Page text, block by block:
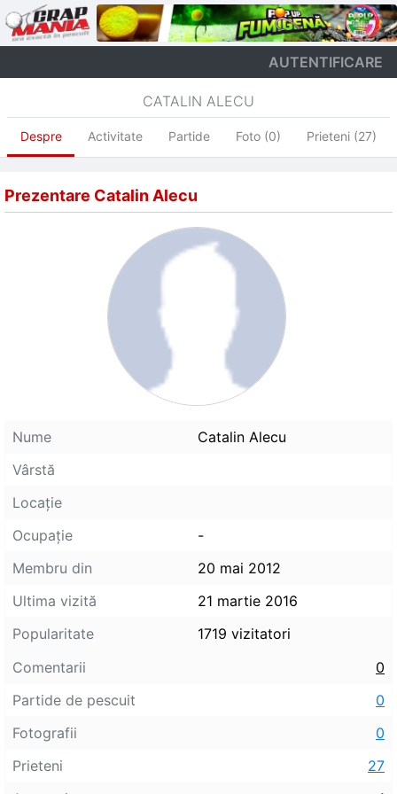
AUTENTIFICARE
CATALIN ALECU
Despre Activitate Partide Foto (0) Prieteni (27)
Prezentare Catalin Alecu
Nume
Catalin Alecu
Vârstă
Locaţie
Ocupaţie
-
Membru din
20 mai 2012
Ultima vizită
21 martie 2016
Popularitate
1719 vizitatori
Comentarii
0
Partide de pescuit
0
Fotografii
0
Prieteni
27